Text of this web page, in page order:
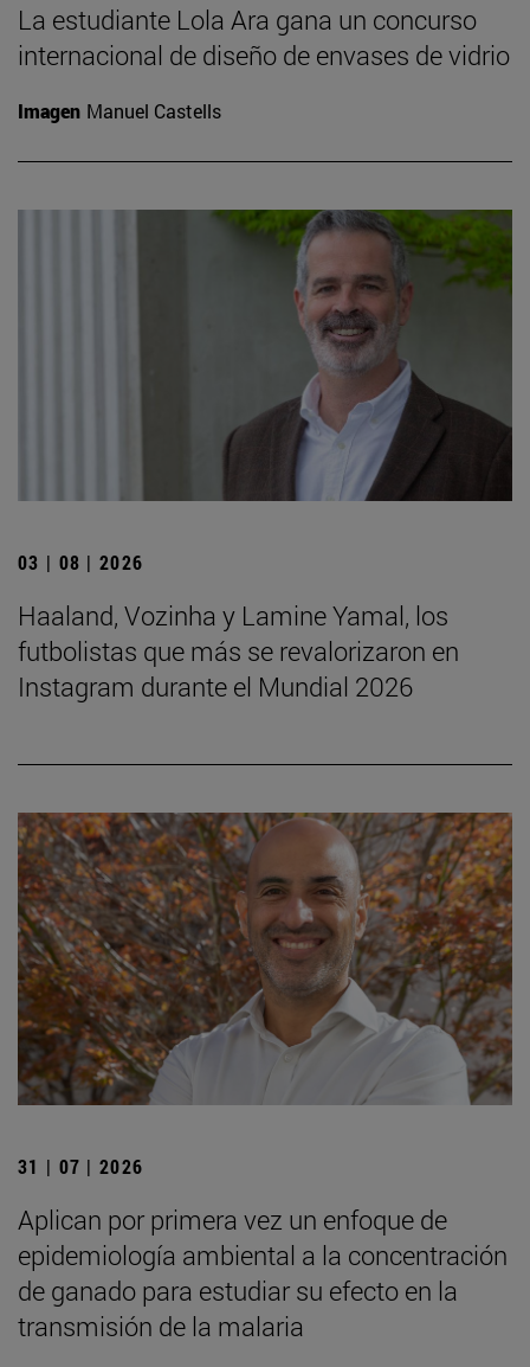
La estudiante Lola Ara gana un concurso
internacional de diseño de envases de vidrio
Imagen Manuel Castells
03 | 08 | 2026
Haaland, Vozinha y Lamine Yamal, los
futbolistas que más se revalorizaron en
Instagram durante el Mundial 2026
31 | 07 | 2026
Aplican por primera vez un enfoque de
epidemiología ambiental a la concentración
de ganado para estudiar su efecto en la
transmisión de la malaria